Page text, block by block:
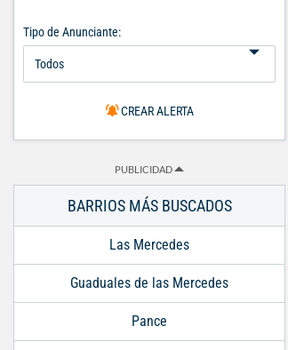
Tipo de Anunciante:
CREAR ALERTA
PUBLICIDAD
BARRIOS MÁS BUSCADOS
Las Mercedes
Guaduales de las Mercedes
Pance